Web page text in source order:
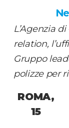
L’Agenzia
relation,
Gruppo
polizze per
ROMA,
15